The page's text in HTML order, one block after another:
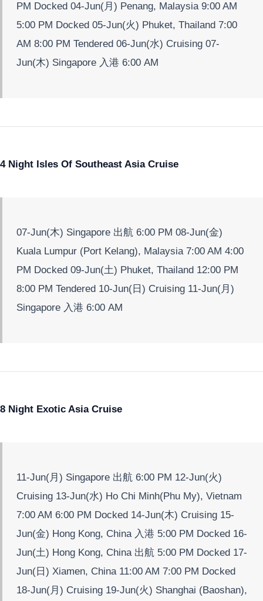
PM Docked 04-Jun(月) Penang, Malaysia 9:00 AM
5:00 PM Docked 05-Jun(火) Phuket, Thailand 7:00
AM 8:00 PM Tendered 06-Jun(水) Cruising 07-
Jun(木) Singapore 入港 6:00 AM
4 Night Isles Of Southeast Asia Cruise
07-Jun(木) Singapore 出航 6:00 PM 08-Jun(金)
Kuala Lumpur (Port Kelang), Malaysia 7:00 AM 4:00
PM Docked 09-Jun(土) Phuket, Thailand 12:00 PM
8:00 PM Tendered 10-Jun(日) Cruising 11-Jun(月)
Singapore 入港 6:00 AM
8 Night Exotic Asia Cruise
11-Jun(月) Singapore 出航 6:00 PM 12-Jun(火)
Cruising 13-Jun(水) Ho Chi Minh(Phu My), Vietnam
7:00 AM 6:00 PM Docked 14-Jun(木) Cruising 15-
Jun(金) Hong Kong, China 入港 5:00 PM Docked 16-
Jun(土) Hong Kong, China 出航 5:00 PM Docked 17-
Jun(日) Xiamen, China 11:00 AM 7:00 PM Docked
18-Jun(月) Cruising 19-Jun(火) Shanghai (Baoshan),